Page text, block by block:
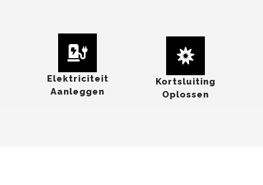
Elektriciteit
Aanleggen
Kortsluiting
Oplossen